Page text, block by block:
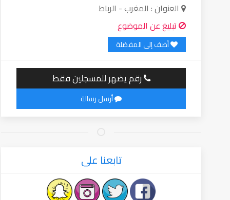
العنوان : المغرب - الرباط
تبليغ عن الموضوع
أضف إلى المفضلة
رقم يضهر للمسجلين فقط
أرسل رسالة
تابعنا على